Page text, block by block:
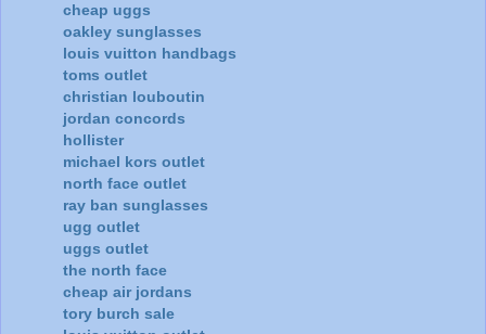
cheap uggs
oakley sunglasses
louis vuitton handbags
toms outlet
christian louboutin
jordan concords
hollister
michael kors outlet
north face outlet
ray ban sunglasses
ugg outlet
uggs outlet
the north face
cheap air jordans
tory burch sale